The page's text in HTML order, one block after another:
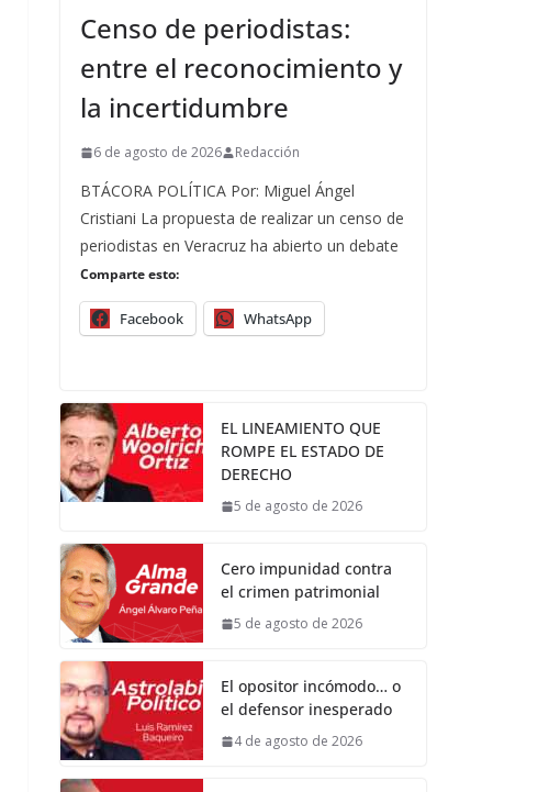
Censo de periodistas:
entre el reconocimiento y
la incertidumbre
6 de agosto de 2026 Redacción
BTÁCORA POLÍTICA Por: Miguel Ángel
Cristiani La propuesta de realizar un censo de
periodistas en Veracruz ha abierto un debate
Comparte esto:
Facebook WhatsApp
EL LINEAMIENTO QUE
ROMPE EL ESTADO DE
DERECHO
5 de agosto de 2026
Cero impunidad contra
el crimen patrimonial
5 de agosto de 2026
El opositor incómodo… o
el defensor inesperado
4 de agosto de 2026